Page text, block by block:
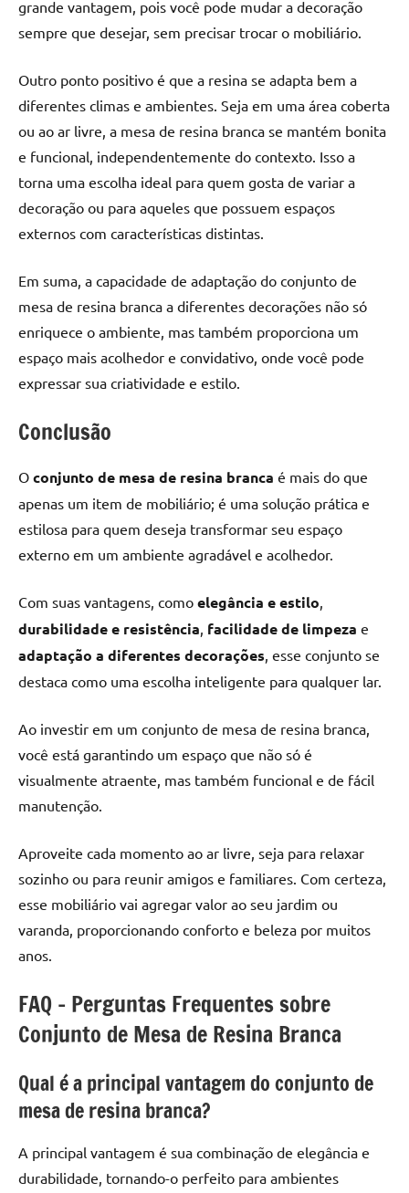
grande vantagem, pois você pode mudar a decoração
sempre que desejar, sem precisar trocar o mobiliário.
Outro ponto positivo é que a resina se adapta bem a
diferentes climas e ambientes. Seja em uma área coberta
ou ao ar livre, a mesa de resina branca se mantém bonita
e funcional, independentemente do contexto. Isso a
torna uma escolha ideal para quem gosta de variar a
decoração ou para aqueles que possuem espaços
externos com características distintas.
Em suma, a capacidade de adaptação do conjunto de
mesa de resina branca a diferentes decorações não só
enriquece o ambiente, mas também proporciona um
espaço mais acolhedor e convidativo, onde você pode
expressar sua criatividade e estilo.
Conclusão
O conjunto de mesa de resina branca é mais do que
apenas um item de mobiliário; é uma solução prática e
estilosa para quem deseja transformar seu espaço
externo em um ambiente agradável e acolhedor.
Com suas vantagens, como elegância e estilo
durabilidade e resistência facilidade de limpeza e
adaptação a diferentes decorações , esse conjunto se
destaca como uma escolha inteligente para qualquer lar.
Ao investir em um conjunto de mesa de resina branca,
você está garantindo um espaço que não só é
visualmente atraente, mas também funcional e de fácil
manutenção.
Aproveite cada momento ao ar livre, seja para relaxar
sozinho ou para reunir amigos e familiares. Com certeza,
esse mobiliário vai agregar valor ao seu jardim ou
varanda, proporcionando conforto e beleza por muitos
anos.
FAQ – Perguntas Frequentes sobre
Conjunto de Mesa de Resina Branca
Qual é a principal vantagem do conjunto de
mesa de resina branca?
A principal vantagem é sua combinação de elegância e
durabilidade, tornando-o perfeito para ambientes